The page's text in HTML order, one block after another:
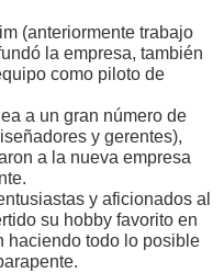
(anteriormente trabajo
la empresa, también
como piloto de
a un gran número de
y gerentes),
a la nueva empresa
y aficionados al
su hobby favorito en
haciendo todo lo posible